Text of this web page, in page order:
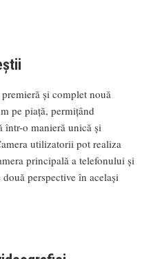
și complet nouă
pe piață, permițând
într-o manieră unică și
utilizatorii pot realiza
principală a telefonului și
perspective în același